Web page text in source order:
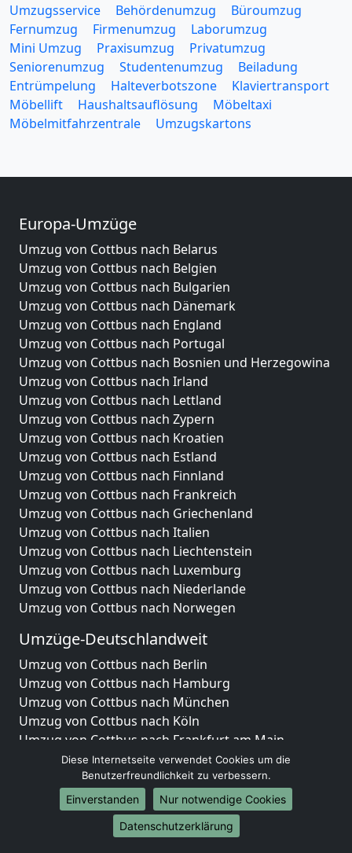
Umzugsservice Behördenumzug
Büroumzug
Fernumzug
Firmenumzug
Laborumzug
Mini Umzug
Praxisumzug
Privatumzug
Seniorenumzug
Studentenumzug
Beiladung
Entrümpelung
Halteverbotszone
Klaviertransport
Möbellift
Haushaltsauflösung
Möbeltaxi
Möbelmitfahrzentrale
Umzugskartons
Europa-Umzüge
Umzug von Cottbus nach Belarus
Umzug von Cottbus nach Belgien
Umzug von Cottbus nach Bulgarien
Umzug von Cottbus nach Dänemark
Umzug von Cottbus nach England
Umzug von Cottbus nach Portugal
Umzug von Cottbus nach Bosnien und Herzegowina
Umzug von Cottbus nach Irland
Umzug von Cottbus nach Lettland
Umzug von Cottbus nach Zypern
Umzug von Cottbus nach Kroatien
Umzug von Cottbus nach Estland
Umzug von Cottbus nach Finnland
Umzug von Cottbus nach Frankreich
Umzug von Cottbus nach Griechenland
Umzug von Cottbus nach Italien
Umzug von Cottbus nach Liechtenstein
Umzug von Cottbus nach Luxemburg
Umzug von Cottbus nach Niederlande
Umzug von Cottbus nach Norwegen
Umzüge-Deutschlandweit
Umzug von Cottbus nach Berlin
Umzug von Cottbus nach Hamburg
Umzug von Cottbus nach München
Umzug von Cottbus nach Köln
Umzug von Cottbus nach Frankfurt am Main
Umzug von Cottbus nach Stuttgart
Umzug von Cottbus nach Düsseldorf
Umzug von Cottbus nach Leipzig
Umzug von Cottbus nach Dortmund
Umzug von Cottbus nach Essen
Diese Internetseite verwendet Cookies um die
Benutzerfreundlichkeit zu verbessern.
Einverstanden
Nur notwendige Cookies
Datenschutzerklärung